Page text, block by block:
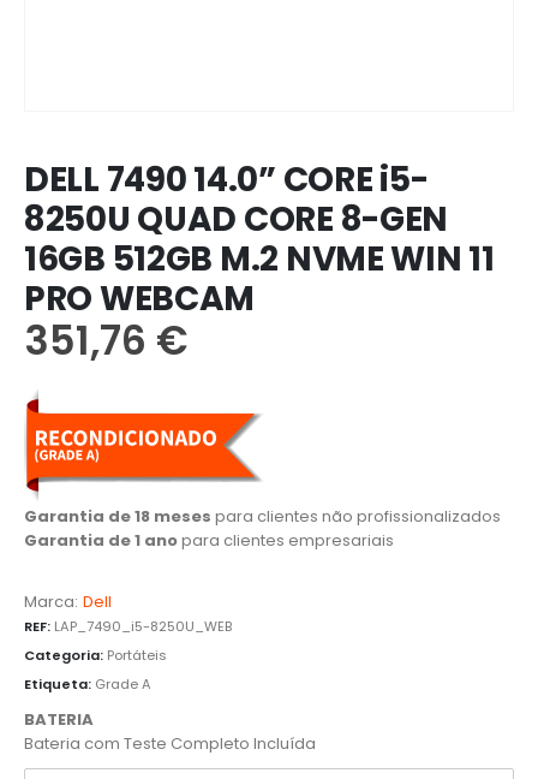
DELL 7490 14.0” CORE i5-
8250U QUAD CORE 8-GEN
16GB 512GB M.2 NVME WIN 11
PRO WEBCAM
351,76 €
Garantia de 18 meses para clientes não profissionalizados
Garantia de 1 anopara clientes empresariais
Marca: Dell
REF: LAP_7490_i5-8250U_WEB
Categoria: Portáteis
Etiqueta: Grade A
BATERIA
Bateria com Teste Completo Incluída